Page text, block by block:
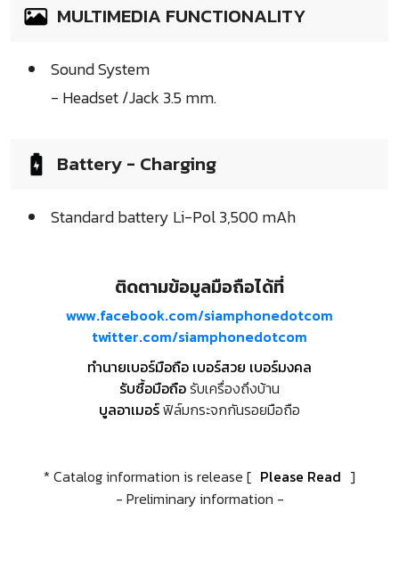
MULTIMEDIA FUNCTIONALITY
Sound System
- Headset /Jack 3.5 mm.
Battery - Charging
Standard battery Li-Pol 3,500 mAh
ติดตามข้อมูลมือถือได้ที่
www.facebook.com/siamphonedotcom
twitter.com/siamphonedotcom
ทำนายเบอร์มือถือ เบอร์สวย เบอร์มงคล
รับซื้อมือถือรับเครื่องถึงบ้าน
บูลอาเมอร์ฟิล์มกระจกกันรอยมือถือ
* Catalog information is release [ Please Read ]
- Preliminary information -